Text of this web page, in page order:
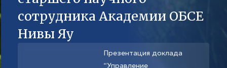
сотрудника Академии ОБСЕ
Нивы Яу
Презентация доклада
“Управление